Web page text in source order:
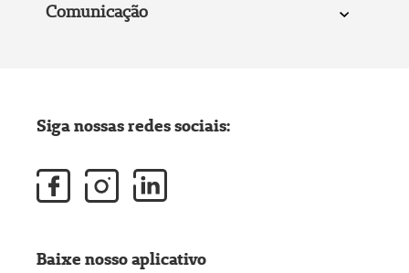
Comunicação
Siga nossas redes sociais:
Baixe nosso aplicativo